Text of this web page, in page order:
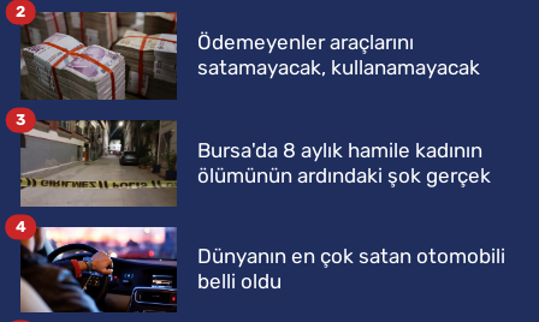
Ödemeyenler araçlarını
satamayacak, kullanamayacak
2
Bursa'da 8 aylık hamile kadının
ölümünün ardındaki şok gerçek
3
Dünyanın en çok satan otomobili
belli oldu
4